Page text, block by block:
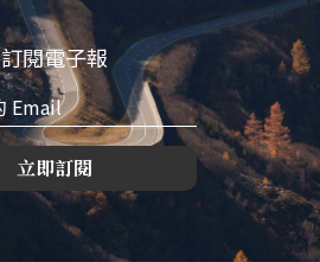
訂閱電子報
立即訂閱